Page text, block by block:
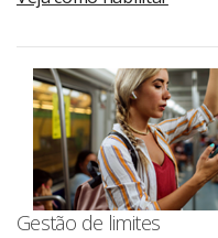
Gestão de limites